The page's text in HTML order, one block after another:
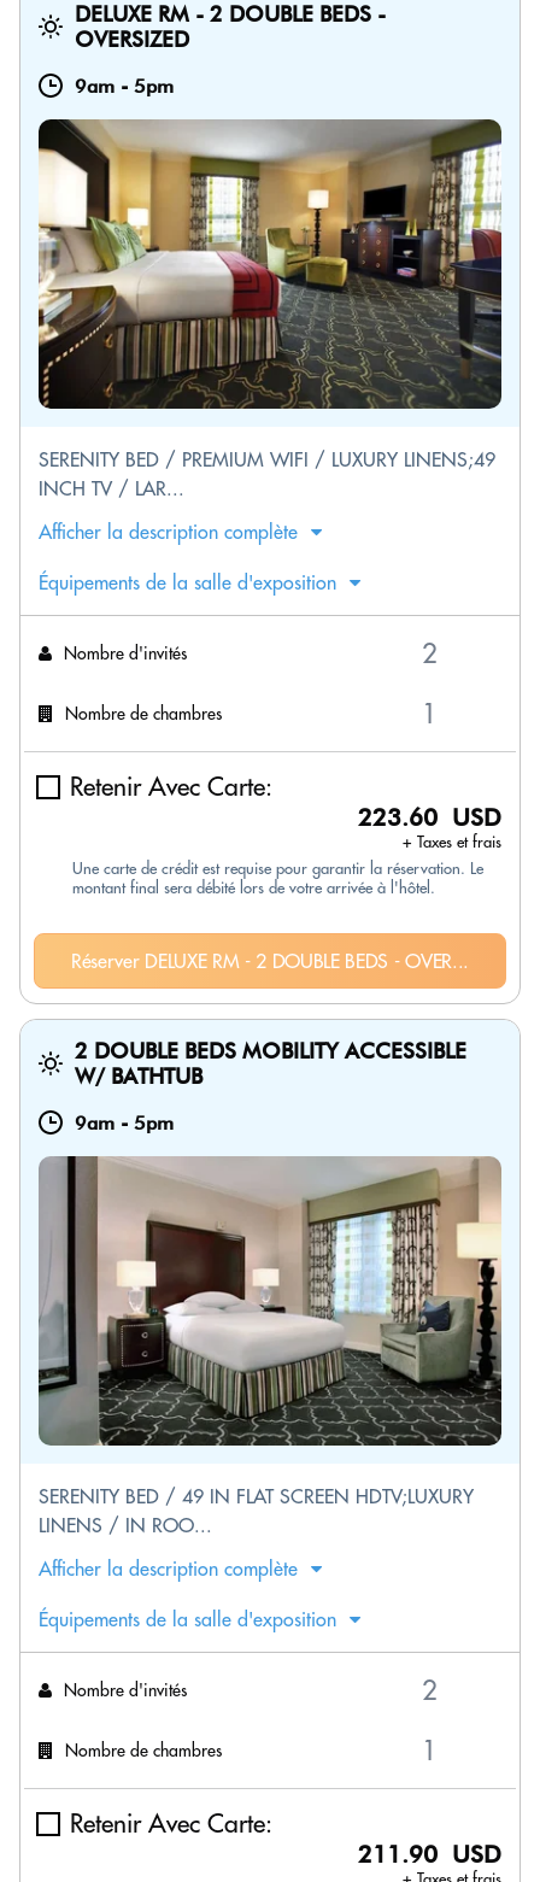
DELUXE RM - 2 DOUBLE BEDS -
OVERSIZED
9am - 5pm
SERENITY BED / PREMIUM WIFI / LUXURY LINENS;49
INCH TV / LAR...
Afficher la description complète
Équipements de la salle d'exposition
Nombre d'invités
Nombre de chambres
Retenir Avec Carte:
223.60 USD
+ Taxes et frais
Une carte de crédit est requise pour garantir la réservation. Le
montant final sera débité lors de votre arrivée à l'hôtel.
Réserver DELUXE RM - 2 DOUBLE BEDS - OVER...
2 DOUBLE BEDS MOBILITY ACCESSIBLE
W/ BATHTUB
9am - 5pm
SERENITY BED / 49 IN FLAT SCREEN HDTV;LUXURY
LINENS / IN ROO...
Afficher la description complète
Équipements de la salle d'exposition
Nombre d'invités
Nombre de chambres
Retenir Avec Carte:
211.90 USD